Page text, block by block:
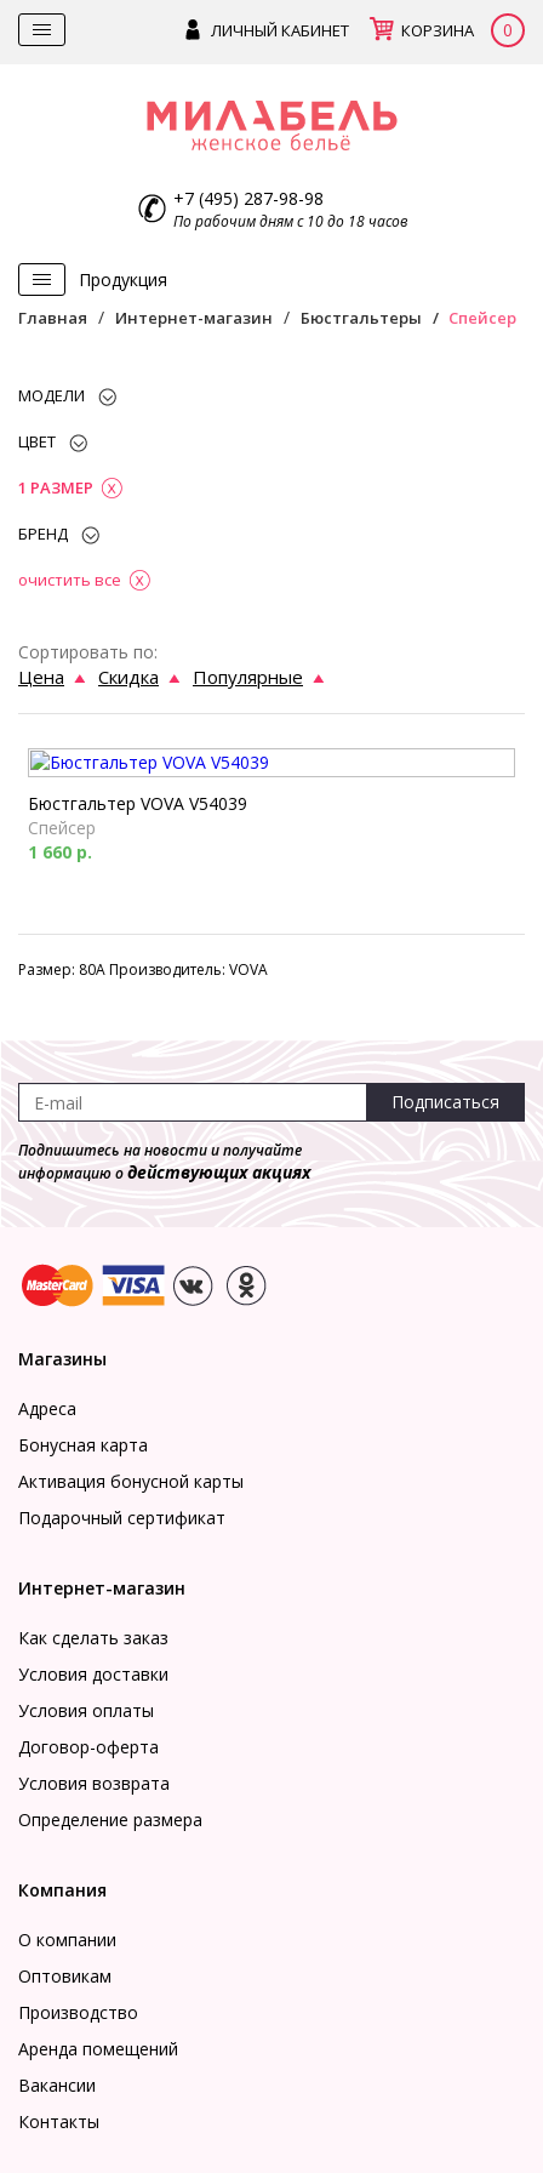
ЛИЧНЫЙ КАБИНЕТ КОРЗИНА 0
+7 (495) 287-98-98
По рабочим дням с 10 до 18 часов
Продукция
Главная Интернет-магазин Бюстгальтеры Спейсер
МОДЕЛИ
ЦВЕТ
1 РАЗМЕР
БРЕНД
очистить все
Сортировать по:
Цена Скидка Популярные
Бюстгальтер VOVA V54039
Спейсер
1 660 р.
Размер: 80A Производитель: VOVA
Подписаться
Подпишитесь на новости и получайте
информацию одействующих акциях
Магазины
Адреса
Бонусная карта
Активация бонусной карты
Подарочный сертификат
Интернет-магазин
Как сделать заказ
Условия доставки
Условия оплаты
Договор-оферта
Условия возврата
Определение размера
Компания
О компании
Оптовикам
Производство
Аренда помещений
Вакансии
Контакты